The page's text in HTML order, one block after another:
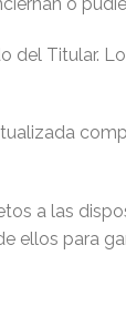
del Titular.
a las
ellos para